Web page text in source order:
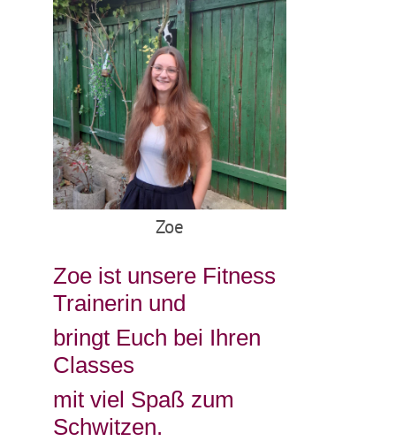
Zoe
Zoe ist unsere Fitness
Trainerin und
bringt Euch bei Ihren
Classes
mit viel Spaß zum
Schwitzen.